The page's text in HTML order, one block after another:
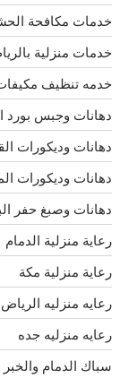
خدمات مكافحة
خدمات منزلية
خدمه تنظيف
دهانات وجبس بورد
دهانات وديكورات
دهانات وديكورات
دهانات وصبغ حفر
رعاية منزلية الدمام
رعاية منزلية مكة
رعايه منزليه الرياض
رعايه منزليه جده
سباك الدمام والخبر